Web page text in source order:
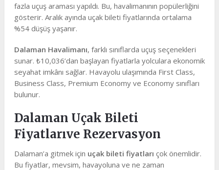
fazla uçuş araması yapıldı. Bu, havalimanının popülerliğini
gösterir. Aralık ayında uçak bileti fiyatlarında ortalama
%54 düşüş yaşanır.
Dalaman Havalimanı, farklı sınıflarda uçuş seçenekleri
sunar. ₺10,036’dan başlayan fiyatlarla yolculara ekonomik
seyahat imkânı sağlar. Havayolu ulaşımında First Class,
Business Class, Premium Economy ve Economy sınıfları
bulunur.
Dalaman Uçak Bileti
Fiyatlarıve Rezervasyon
Dalaman’a gitmek için uçak bileti fiyatları çok önemlidir.
Bu fiyatlar, mevsim, havayoluna ve ne zaman